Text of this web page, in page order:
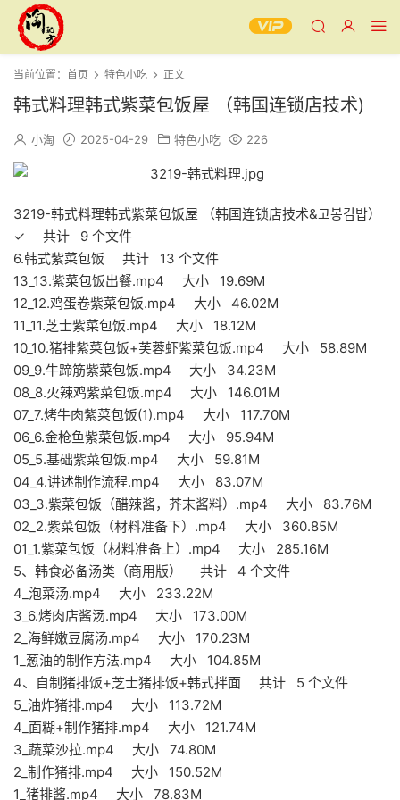
当前位置： 首页 特色小吃 正文
韩式料理韩式紫菜包饭屋 （韩国连锁店技术)
小淘 2025-04-29 特色小吃 226
3219-韩式料理韩式紫菜包饭屋 （韩国连锁店技术&고봉김밥）
✓ 共计 9 个文件
6.韩式紫菜包饭 共计 13 个文件
13_13.紫菜包饭出餐.mp4 大小 19.69M
12_12.鸡蛋卷紫菜包饭.mp4 大小 46.02M
11_11.芝士紫菜包饭.mp4 大小 18.12M
10_10.猪排紫菜包饭+芙蓉虾紫菜包饭.mp4 大小 58.89M
09_9.牛蹄筋紫菜包饭.mp4 大小 34.23M
08_8.火辣鸡紫菜包饭.mp4 大小 146.01M
07_7.烤牛肉紫菜包饭(1).mp4 大小 117.70M
06_6.金枪鱼紫菜包饭.mp4 大小 95.94M
05_5.基础紫菜包饭.mp4 大小 59.81M
04_4.讲述制作流程.mp4 大小 83.07M
03_3.紫菜包饭（醋辣酱，芥末酱料）.mp4 大小 83.76M
02_2.紫菜包饭（材料准备下）.mp4 大小 360.85M
01_1.紫菜包饭（材料准备上）.mp4 大小 285.16M
5、韩食必备汤类（商用版） 共计 4 个文件
4_泡菜汤.mp4 大小 233.22M
3_6.烤肉店酱汤.mp4 大小 173.00M
2_海鲜嫩豆腐汤.mp4 大小 170.23M
1_葱油的制作方法.mp4 大小 104.85M
4、自制猪排饭+芝士猪排饭+韩式拌面 共计 5 个文件
5_油炸猪排.mp4 大小 113.72M
4_面糊+制作猪排.mp4 大小 121.74M
3_蔬菜沙拉.mp4 大小 74.80M
2_制作猪排.mp4 大小 150.52M
1_猪排酱.mp4 大小 78.83M